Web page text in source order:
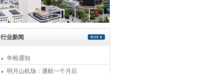
1 2 3 4
行业新闻
年检通知
明月山机场：通航一个月后